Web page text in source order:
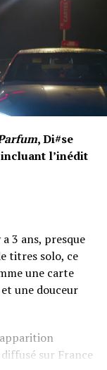
, Di#se
l’inédit
3 ans, presque
titres solo, ce
une carte
une douceur
sur France